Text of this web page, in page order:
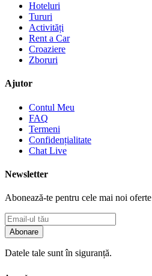
Hoteluri
Tururi
Activități
Rent a Car
Croaziere
Zboruri
Ajutor
Contul Meu
FAQ
Termeni
Confidențialitate
Chat Live
Newsletter
Abonează-te pentru cele mai noi oferte
Abonare
Datele tale sunt în siguranță.